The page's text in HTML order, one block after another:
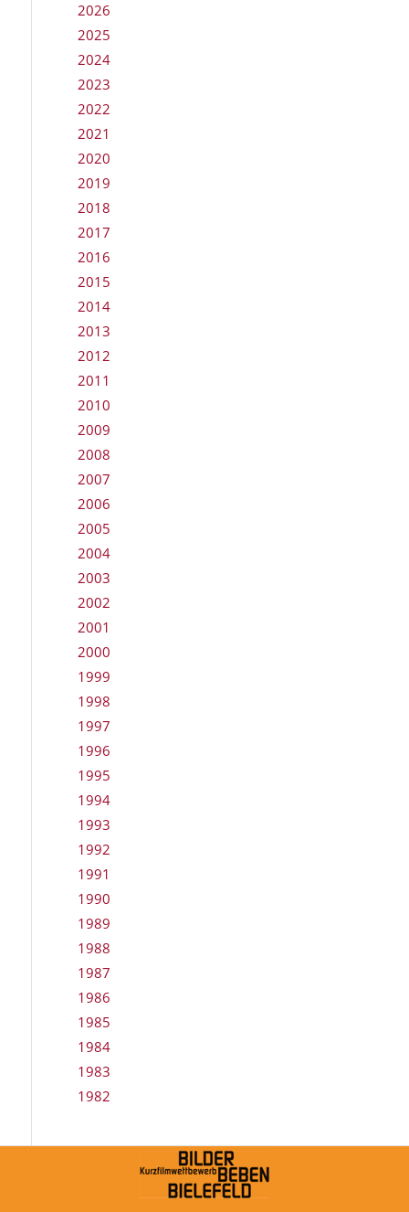
2026
2025
2024
2023
2022
2021
2020
2019
2018
2017
2016
2015
2014
2013
2012
2011
2010
2009
2008
2007
2006
2005
2004
2003
2002
2001
2000
1999
1998
1997
1996
1995
1994
1993
1992
1991
1990
1989
1988
1987
1986
1985
1984
1983
1982